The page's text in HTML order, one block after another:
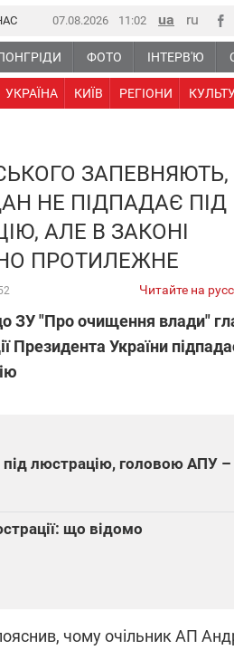
07.08.2026 11:02
ФОТО ІНТЕРВ'Ю
УКРАЇНА КИЇВ РЕГІОНИ
ЗАПЕВНЯЮТЬ,
НЕ ПІДПАДАЄ ПІД
АЛЕ В ЗАКОНІ
ПРОТИЛЕЖНЕ
Читайте на
ЗУ "Про очищення влади"
Президента України
під люстрацію, головою АПУ –
що відомо
чому очільник АП
ПЛІВКИ МІНДІЧА: СПРАВА
Нова підозра у справі Міндіча: